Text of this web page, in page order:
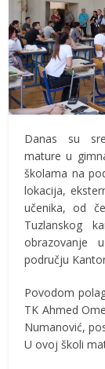
Danas su
mature u
školama na
lokacija,
učenika, od
Tuzlanskog
obrazovanje
području
Povodom
TK Ahmed
Numanović,
U ovoj školi